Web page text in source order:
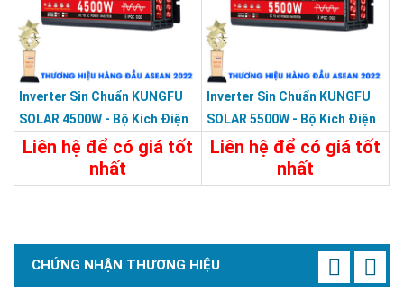
Inverter Sin Chuẩn KUNGFU
SOLAR 4500W - Bộ Kích Điện
4500W 12V Sang 220V
Liên hệ để có giá tốt
nhất
Inverter Sin Chuẩn KUNGFU
SOLAR 5500W - Bộ Kích Điện
5500W 12V Sang 220V
Liên hệ để có giá tốt
nhất
CHỨNG NHẬN THƯƠNG HIỆU